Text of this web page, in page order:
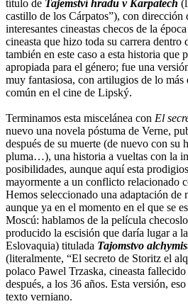
título de Tajemství hradu v Karpatech
castillo de los Cárpatos”), con dirección
interesantes cineastas checos de la
cineasta que hizo toda su carrera
también en este caso a esta historia que
apropiada para el género; fue una
muy fantasiosa, con artilugios de lo más
común en el cine de Lipský.
Terminamos esta miscelánea con El
nuevo una novela póstuma de Verne,
después de su muerte (de nuevo con
pluma…), una historia a vueltas con la
posibilidades, aunque aquí esta
mayormente a un conflicto relacionado
Hemos seleccionado una adaptación de
aunque ya en el momento en el que se
Moscú: hablamos de la película
producido la escisión que daría lugar a
Eslovaquia) titulada Tajomstvo
(literalmente, “El secreto de Storitz el
polaco Pawel Trzaska, cineasta
después, a los 36 años. Esta versión,
texto verniano.